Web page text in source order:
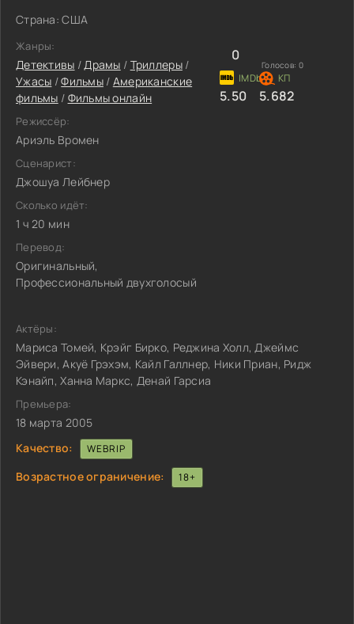
Страна: США
Жанры:
Детективы /Драмы / Триллеры/
Ужасы /Фильмы/ Американские
фильмы / Фильмы онлайн
Режиссёр:
Ариэль Вромен
Сценарист:
Джошуа Лейбнер
Сколько идёт:
1 ч 20 мин
Перевод:
Оригинальный,
Профессиональный двухголосый
0
Голосов: 0
5.50 5.682
Актёры:
Мариса Томей, Крэйг Бирко, Реджина Холл, Джеймс
Эйвери, Акуё Грэхэм, Кайл Галлнер, Ники Приан, Ридж
Кэнайп, Ханна Маркс, Денай Гарсиа
Премьера:
18 марта 2005
Качество:
WEBRIP
Возрастное ограничение: 18+